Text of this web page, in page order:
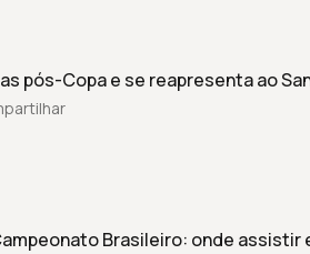
pós-Copa e se reapresenta ao
Brasileiro: onde assistir